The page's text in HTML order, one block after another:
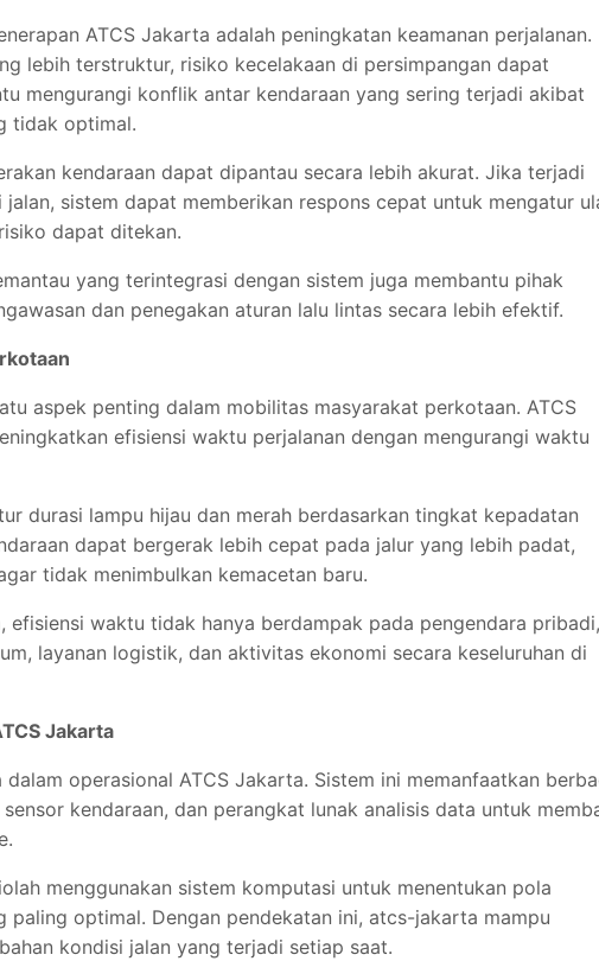
ATCS Jakarta adalah peningkatan keamanan perjalanan.
lebih terstruktur, risiko kecelakaan di persimpangan dapat
mengurangi konflik antar kendaraan yang sering terjadi akibat
tidak optimal.
kendaraan dapat dipantau secara lebih akurat. Jika terjadi
sistem dapat memberikan respons cepat untuk mengatur
dapat ditekan.
yang terintegrasi dengan sistem juga membantu pihak
dan penegakan aturan lalu lintas secara lebih efektif.
aspek penting dalam mobilitas masyarakat perkotaan. ATCS
efisiensi waktu perjalanan dengan mengurangi waktu
durasi lampu hijau dan merah berdasarkan tingkat kepadatan
dapat bergerak lebih cepat pada jalur yang lebih padat,
tidak menimbulkan kemacetan baru.
efisiensi waktu tidak hanya berdampak pada pengendara pribadi,
layanan logistik, dan aktivitas ekonomi secara keseluruhan di
Jakarta
operasional ATCS Jakarta. Sistem ini memanfaatkan
kendaraan, dan perangkat lunak analisis data untuk
menggunakan sistem komputasi untuk menentukan pola
paling optimal. Dengan pendekatan ini, atcs-jakarta mampu
kondisi jalan yang terjadi setiap saat.